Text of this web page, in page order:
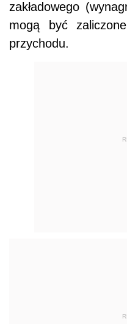
zakładowego
mogą być
przychodu.